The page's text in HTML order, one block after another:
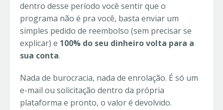
dentro desse período você sentir que o
programa não é pra você, basta enviar um
simples pedido de reembolso (sem precisar se
explicar) e 100% do seu dinheiro volta para a
sua conta.
Nada de burocracia, nada de enrolação. É só um
e-mail ou solicitação dentro da própria
plataforma e pronto, o valor é devolvido.